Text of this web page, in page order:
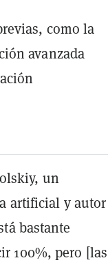
como la
avanzada
un
artificial y autor
bastante
100%, pero [las